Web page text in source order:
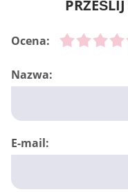
Ocena:
Nazwa:
E-mail: